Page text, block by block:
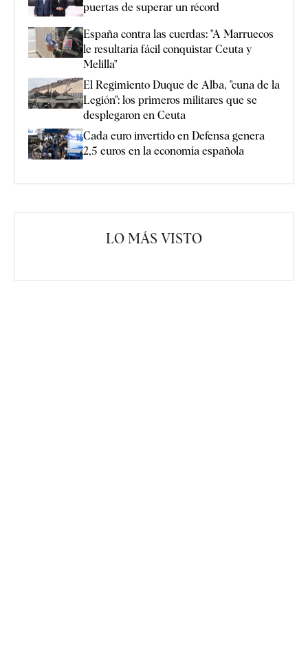
puertas de superar un récord
España contra las cuerdas: "A Marruecos
le resultaría fácil conquistar Ceuta y
Melilla"
El Regimiento Duque de Alba, "cuna de la
Legión": los primeros militares que se
desplegaron en Ceuta
Cada euro invertido en Defensa genera
2,5 euros en la economía española
LO MÁS VISTO